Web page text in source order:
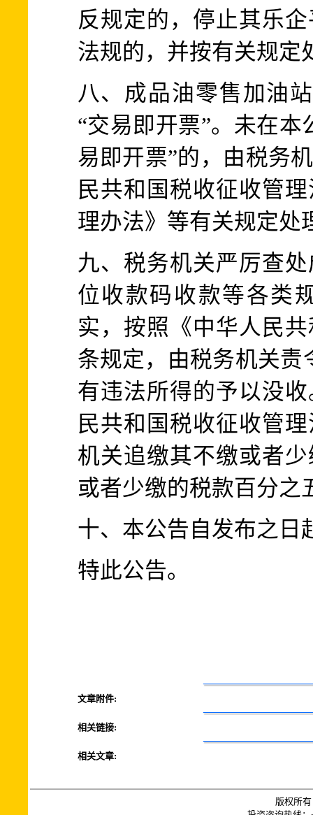
反规定的，停止其乐
法规的，并按有关规定
八、成品油零售加油
“交易即开票”。未在
易即开票”的，由税务
民共和国税收征收管
理办法》等有关规定处
九、税务机关严厉查
位收款码收款等各类
实，按照《中华人民
条规定，由税务机关责
有违法所得的予以没
民共和国税收征收管
机关追缴其不缴或者
或者少缴的税款百分之
十、本公告自发布之日
特此公告。
文章附件:
相关链接:
相关文章:
版权所